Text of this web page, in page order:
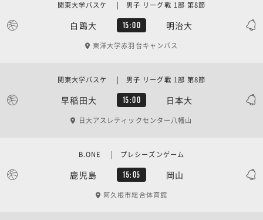
白鴎大 15:00 明治大
関東大学バスケ | 男子 リーグ戦 1部 第8節
東洋大学赤羽台キャンパス
早稲田大 15:00 日本大
関東大学バスケ | 男子 リーグ戦 1部 第8節
日大アスレティックセンター八幡山
鹿児島 15:05 岡山
B.ONE | プレシーズンゲーム
阿久根市総合体育館